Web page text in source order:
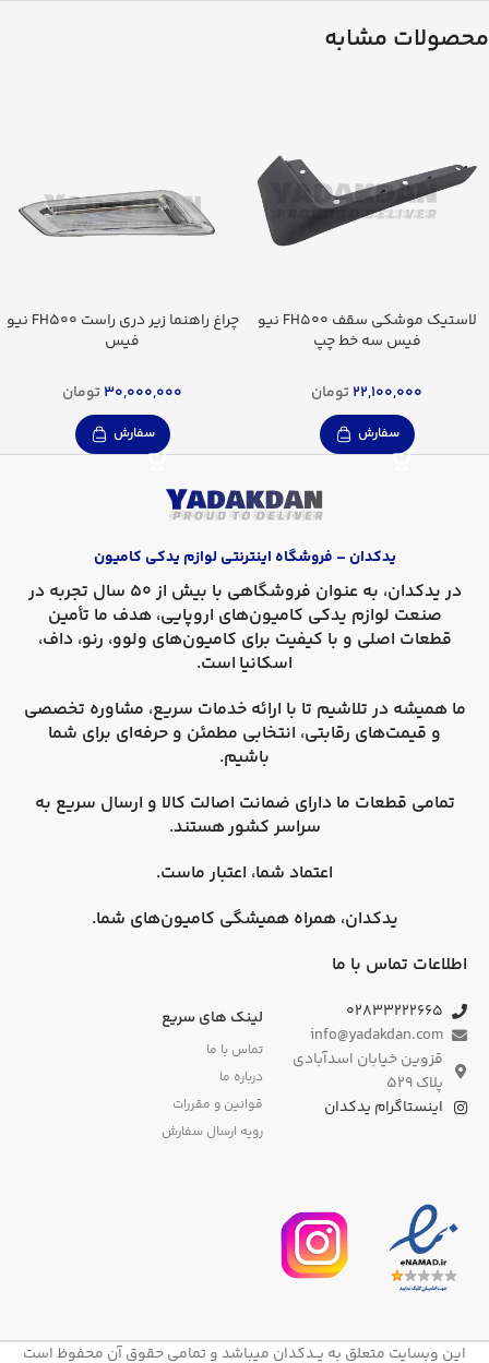
محصولات مشابه
لاستیک موشکی سقف FH500 نیو
فیس سه خط چپ
22,100,000تومان
سفارش
چراغ راهنما زیر دری راست FH500 نیو
فیس
30,000,000تومان
سفارش
یدکدان – فروشگاه اینترنتی لوازم یدکی کامیون
در یدکدان
، به عنوان فروشگاهی با بیش از 50 سال تجربه در
صنعت لوازم یدکی کامیون‌های اروپایی، هدف ما تأمین
قطعات اصلی و با کیفیت برای کامیون‌های ولوو، رنو، داف،
اسکانیا است.
ما همیشه در تلاشیم تا با ارائه خدمات سریع، مشاوره تخصصی
و قیمت‌های رقابتی، انتخابی مطمئن و حرفه‌ای برای شما
باشیم.
تمامی قطعات ما دارای ضمانت اصالت کالا و ارسال سریع به
سراسر کشورهستند.
اعتماد شما، اعتبار ماست.
یدکدان، همراه همیشگی کامیون‌های شما.
اطلاعات تماس با ما
۰۲۸۳۳۲۲۲۶۶۵
info@yadakdan.com
قزوین خیابان اسدآبادی
پلاک ۵۲۹
اینستاگرام یدکدان
لینک های سریع
تماس با ما
درباره ما
قوانین و مقررات
رویه ارسال سفارش
این وبسایت متعلق به یــدکدان میباشد و تمامی حقوق آن محفوظ است